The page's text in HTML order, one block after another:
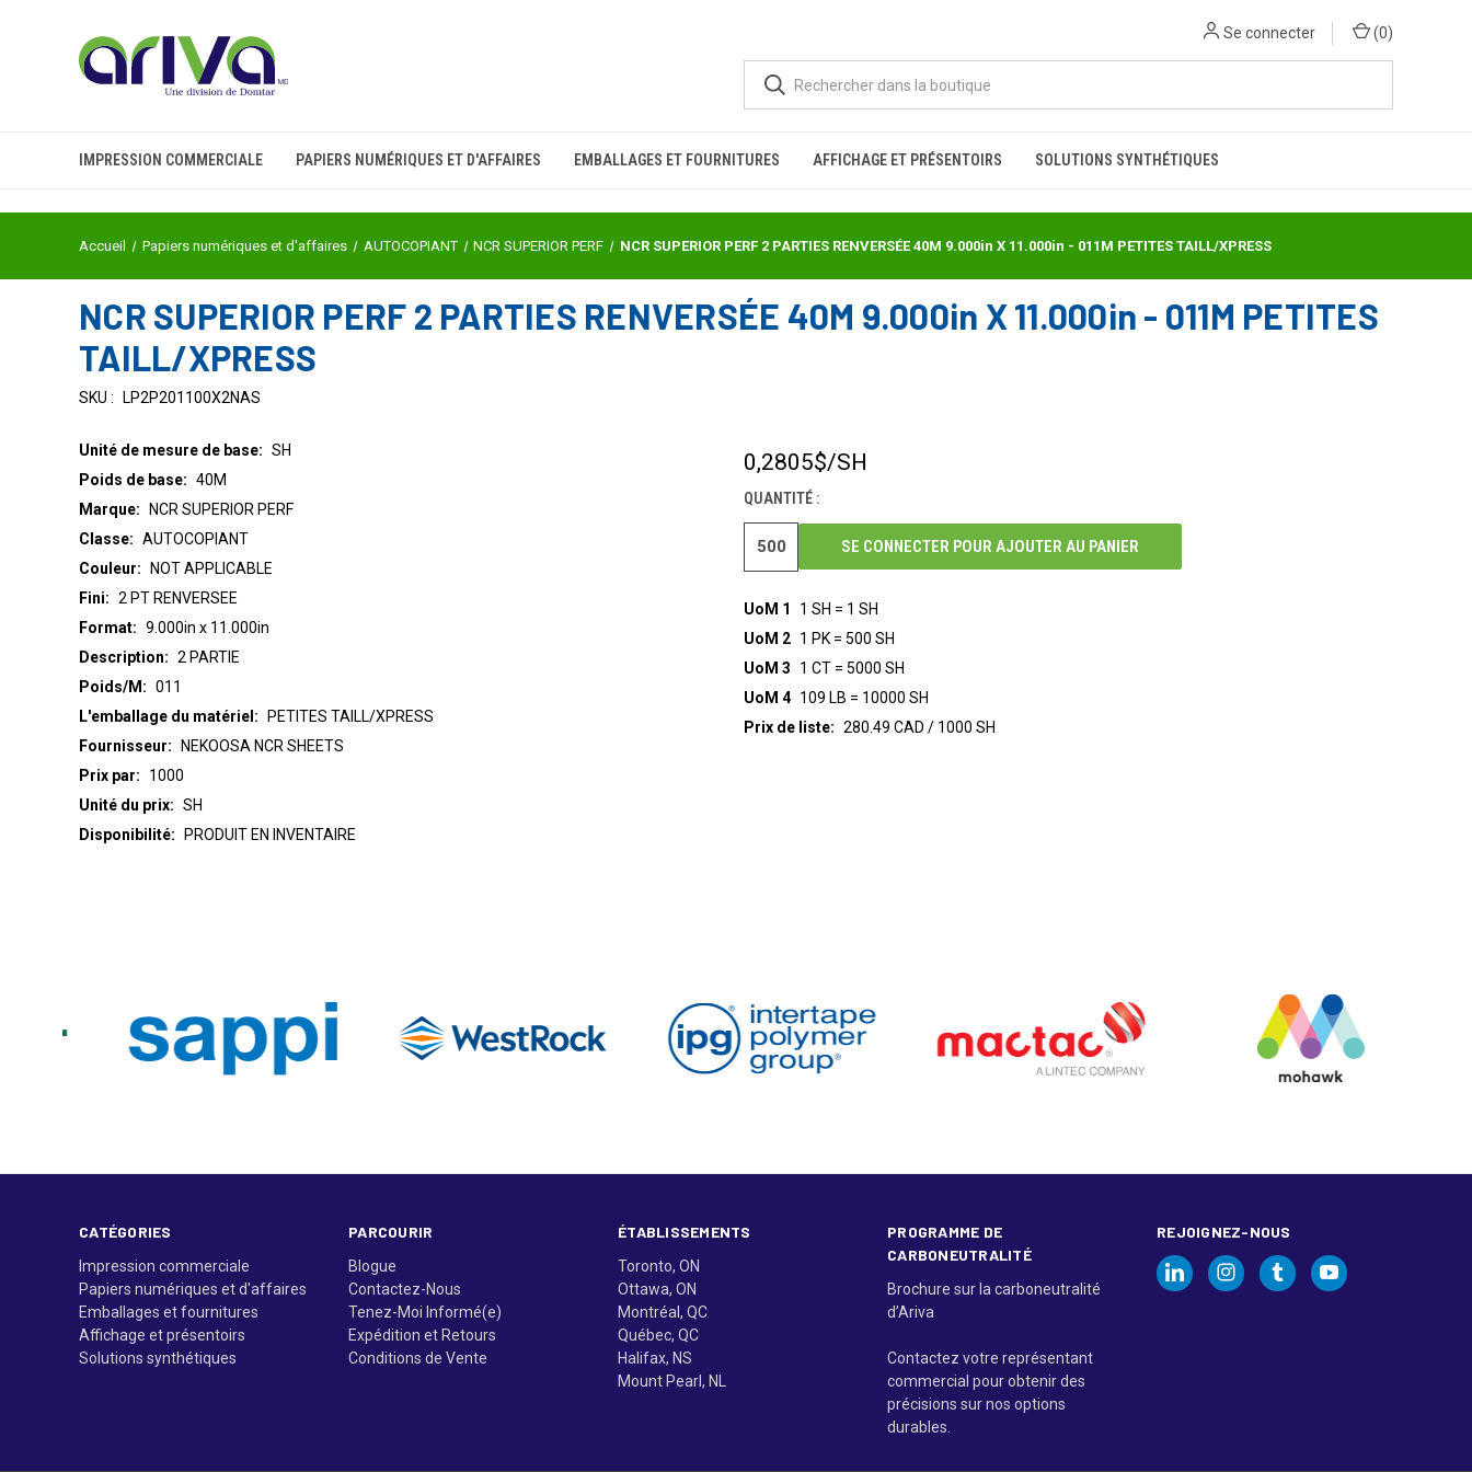
Se connecter (0)
IMPRESSION COMMERCIALE PAPIERS NUMÉRIQUES ET D'AFFAIRES EMBALLAGES ET FOURNITURES AFFICHAGE ET PRÉSENTOIRS SOLUTIONS SYNTHÉTIQUES
Accueil Papiers numériques et d'affaires AUTOCOPIANT NCR SUPERIOR PERF NCR SUPERIOR PERF 2 PARTIES RENVERSÉE 40M 9.000in X 11.000in - 011M PETITES TAILL/XPRESS
NCR SUPERIOR PERF 2 PARTIES RENVERSÉE 40M 9.000in X 11.000in - 011M PETITES
TAILL/XPRESS
SKU : LP2P201100X2NAS
Classe: AUTOCOPIANT
Couleur:
NOT APPLICABLE
Description: 2 PARTIE
Fini: 2 PT RENVERSEE
Fournisseur: NEKOOSA NCR SHEETS
L'emballage du matériel: PETITES TAILL/XPRESS
Marque: NCR SUPERIOR PERF
Poids de base: 40M
Poids/M: 011
Unité de mesure de base: SH
Prix par:
1000
Unité du prix: SH
Format: 9.000in x 11.000in
Disponibilité: PRODUIT EN INVENTAIRE
STOCK
0,2805$/SH
QUANTITÉ :
SE CONNECTER POUR AJOUTER AU PANIER
UoM 1
1 SH = 1 SH
UoM 2 1 PK = 500 SH
UoM 3
1 CT = 5000 SH
UoM 4 109 LB = 10000 SH
Prix de liste: 280.49 CAD / 1000 SH
CATÉGORIES
Impression commerciale
Papiers numériques et d'affaires
Emballages et fournitures
Affichage et présentoirs
Solutions synthétiques
PARCOURIR
Blogue
Contactez-Nous
Tenez-Moi Informé(e)
Expédition et Retours
Conditions de Vente
ÉTABLISSEMENTS
Toronto, ON
Ottawa, ON
Montréal, QC
Québec, QC
Halifax, NS
Mount Pearl, NL
PROGRAMME DE
CARBONEUTRALITÉ
Brochure sur la carboneutralité
d’Ariva
Contactez votre représentant
commercial pour obtenir des
précisions sur nos options
durables.
REJOIGNEZ-NOUS